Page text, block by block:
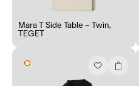
Mara T Side Table – Twin,
TEGET